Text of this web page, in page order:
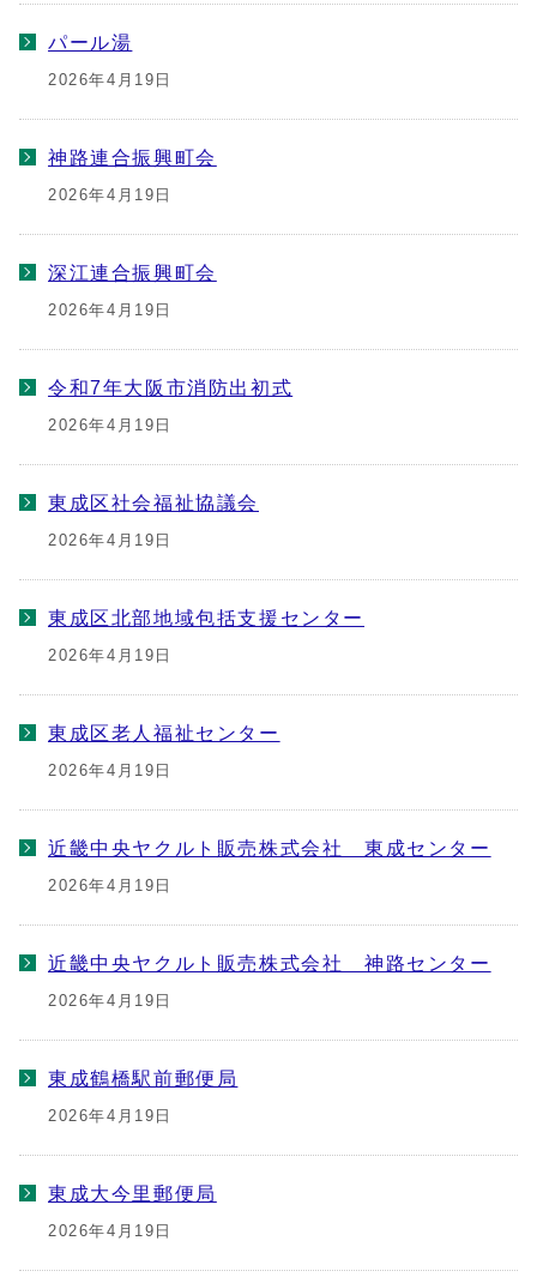
パール湯
2026年4月19日
神路連合振興町会
2026年4月19日
深江連合振興町会
2026年4月19日
令和7年大阪市消防出初式
2026年4月19日
東成区社会福祉協議会
2026年4月19日
東成区北部地域包括支援センター
2026年4月19日
東成区老人福祉センター
2026年4月19日
近畿中央ヤクルト販売株式会社 東成センター
2026年4月19日
近畿中央ヤクルト販売株式会社 神路センター
2026年4月19日
東成鶴橋駅前郵便局
2026年4月19日
東成大今里郵便局
2026年4月19日